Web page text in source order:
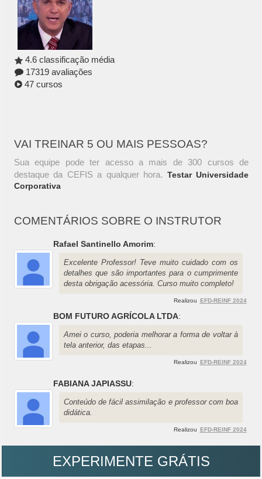
4.6 classificação média
17319 avaliações
47 cursos
VAI TREINAR 5 OU MAIS PESSOAS?
Sua equipe pode ter acesso a mais de 300 cursos de
destaque da CEFIS a qualquer hora. Testar Universidade
Corporativa
COMENTÁRIOS SOBRE O INSTRUTOR
Rafael Santinello Amorim:
Excelente Professor! Teve muito cuidado com os
detalhes que são importantes para o cumprimente
desta obrigação acessória. Curso muito completo!
Realizou EFD-REINF 2024
BOM FUTURO AGRÍCOLA LTDA:
Amei o curso, poderia melhorar a forma de voltar à
tela anterior, das etapas...
Realizou EFD-REINF 2024
FABIANA JAPIASSU:
Conteúdo de fácil assimilação e professor com boa
didática.
Realizou EFD-REINF 2024
EXPERIMENTE GRÁTIS